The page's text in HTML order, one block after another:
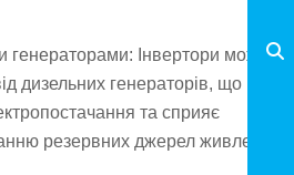
генераторами: Інвертори можуть
дизельних генераторів, що
та сприяє
резервних джерел живлення.